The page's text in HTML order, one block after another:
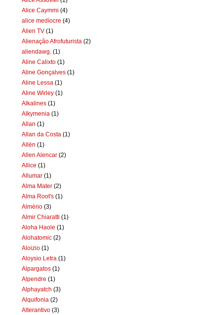
Alice Caymmi (4)
alice medíocre (4)
Alien TV (1)
Alienação Afrofuturista (2)
aliendawg. (1)
Aline Calixto (1)
Aline Gonçalves (1)
Aline Lessa (1)
Aline Wirley (1)
Alkalines (1)
Alkymenia (1)
Allan (1)
Allan da Costa (1)
Allën (1)
Allen Alencar (2)
Allice (1)
Allumar (1)
Alma Mater (2)
Alma Root's (1)
Almério (3)
Almir Chiaratti (1)
Aloha Haole (1)
Alohatomic (2)
Aloizio (1)
Aloysio Letra (1)
Alpargatos (1)
Alpendre (1)
Alphayatch (3)
Alquifonia (2)
Alterantivo (3)